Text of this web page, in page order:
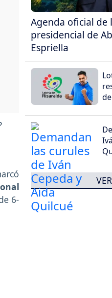
6-
Agenda oficial de
presidencial de
Espriella